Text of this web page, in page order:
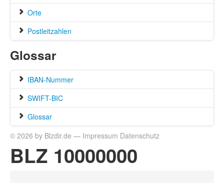
Orte
Postleitzahlen
Glossar
IBAN-Nummer
SWIFT-BIC
Glossar
© 2026 by Blzdir.de — Impressum Datenschutz
BLZ 10000000